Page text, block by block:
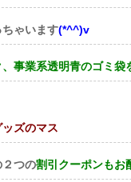
ゃいます(*^^)v
事業系透明青のゴミ
ズのマス
２つの割引クーポンもお